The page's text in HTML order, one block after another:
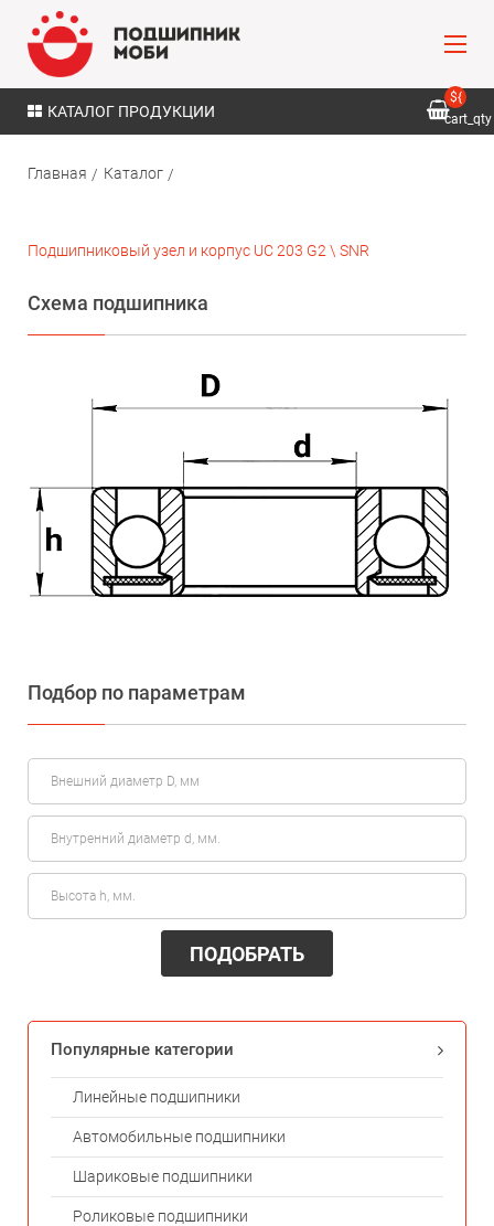
КАТАЛОГ ПРОДУКЦИИ
${
cart_qty
Главная Каталог
Подшипниковый узел и корпус UC 203 G2 \ SNR
Схема подшипника
Подбор по параметрам
ПОДОБРАТЬ
Популярные категории
Линейные подшипники
Автомобильные подшипники
Шариковые подшипники
Роликовые подшипники